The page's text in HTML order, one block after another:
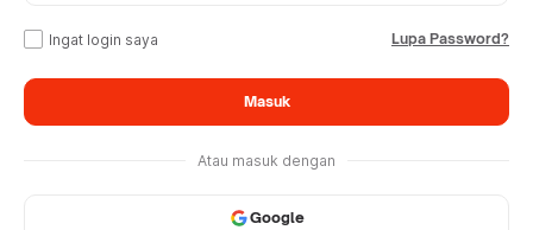
Ingat login saya Lupa Password?
Masuk
Atau masuk dengan
Google